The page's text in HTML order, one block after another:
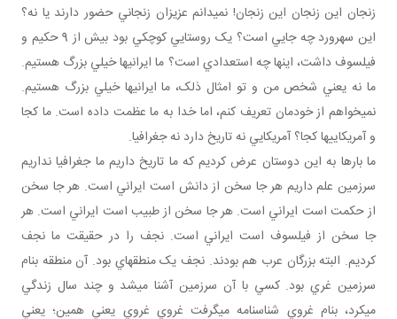
زنجان اين زنجان اين زنجان! نمي دانم عزيزان زنجاني حضور دارند يا نه؟
اين سهرورد چه جايي است؟ يک روستايي کوچکي بود بيش از 9 حکيم و
فيلسوف داشت، اينها چه استعدادي است؟ ما ايراني ها خيلي بزرگ هستيم.
ما نه يعني شخص من و تو امثال ذلک، ما ايراني ها خيلي بزرگ هستيم.
نمي خواهم از خودمان تعريف کنم، اما خدا به ما عظمت داده است. ما کجا
و آمريکايي ها کجا؟ آمريکايي نه تاريخ دارد نه جغرافيا.
ما بارها به اين دوستان عرض کرديم که ما تاريخ داريم ما جغرافيا نداريم
سرزمين علم داريم هر جا سخن از دانش است ايراني است. هر جا سخن
از حکمت است ايراني است. هر جا سخن از طبيب است ايراني است. هر
جا سخن از فيلسوف است ايراني است. نجف را در حقيقت ما نجف
کرديم. البته بزرگان عرب هم بودند. نجف يک منطقه اي بود. آن منطقه بنام
سرزمين غري بود. کسي با آن سرزمين آشنا مي شد و چند سال زندگي
مي کرد، بنام غروي شناسنامه مي گرفت غروي غروي يعني همين؛ يعني